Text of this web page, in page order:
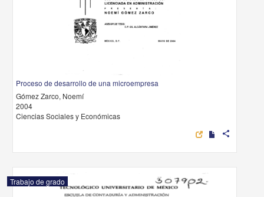
Proceso de desarrollo de una microempresa
Gómez Zarco, Noemí
2004
Ciencias Sociales y Económicas
share
Trabajo de grado